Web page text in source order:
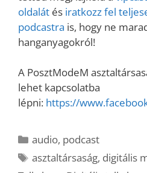
oldalát és iratkozz fel
podcastra is, hogy ne
hanganyagokról!
A PosztModeM
lehet kapcsolatba
lépni: https://
Kategória
audio, podcast
Címkék
asztaltársaság, digitális